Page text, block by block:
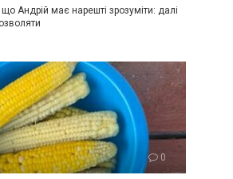
Андрій має нарешті зрозуміти: далі
0